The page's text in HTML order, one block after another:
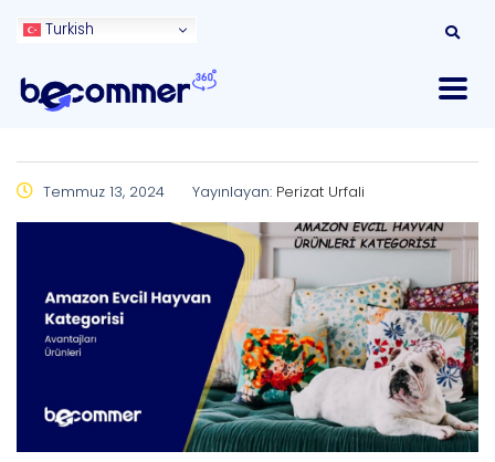
Turkish
Temmuz 13, 2024 Yayınlayan: Perizat Urfali